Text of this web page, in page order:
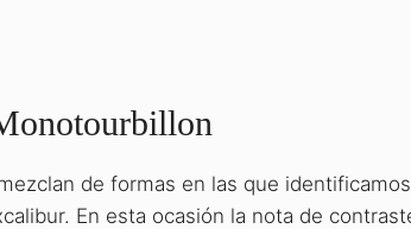
de formas en las que
En esta ocasión la nota de